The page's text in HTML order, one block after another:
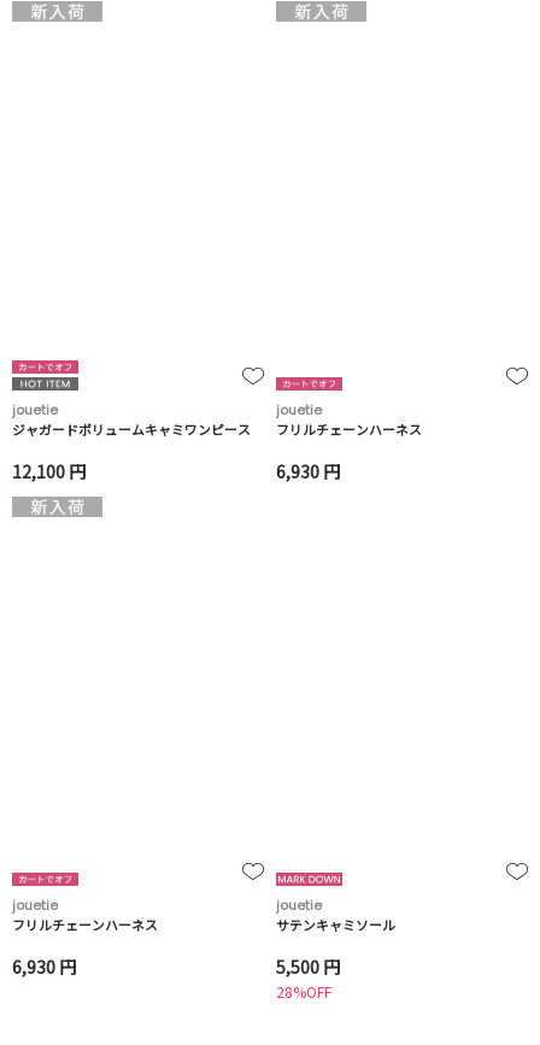
jouetie
ジャガードボリュームキャミワンピース
12,100 円
jouetie
フリルチェーンハーネス
6,930 円
jouetie
フリルチェーンハーネス
6,930 円
jouetie
サテンキャミソール
5,500 円
28%OFF